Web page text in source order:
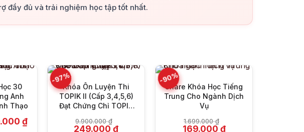
đầy đủ và trải nghiệm học tập tốt nhất.
30
Anh
Thạo
₫Giá
hiện
-97%
+
Khóa Ôn Luyện Thi
TOPIK II (Cấp 3,4,5,6)
Đạt Chứng Chỉ TOPIK
9.900.000₫
Giá
249.000₫Giá
-90%
Share Khóa Học Tiếng
Trung Cho Ngành Dịch
Vụ
1.699.000₫
Giá
169.000 ₫Giá